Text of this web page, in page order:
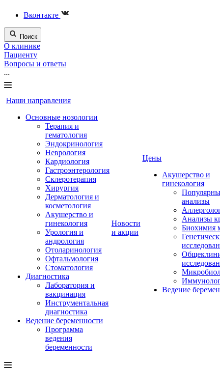
Вконтакте
Поиск
О клинике
Пациенту
Вопросы и ответы
...
Наши направления
Основные нозологии
Терапия и
гематология
Эндокринология
Неврология
Кардиология
Гастроэнтерология
Склеротерапия
Хирургия
Дерматология и
косметология
Акушерство и
гинекология
Урология и
андрология
Отоларинология
Офтальмология
Стоматология
Диагностика
Лаборатория и
вакцинация
Инструментальная
диагностика
Ведение беременности
Программа
ведения
беременности
Новости
и акции
Цены
Акушерство и
гинекология
анализы
Анализы
Биохимия
Ведение